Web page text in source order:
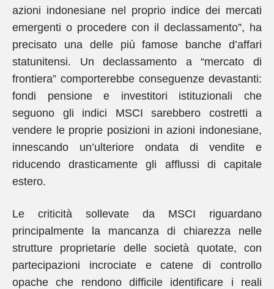
azioni indonesiane nel proprio indice dei mercati
emergenti o procedere con il declassamento”, ha
precisato una delle più famose banche d’affari
statunitensi. Un declassamento a “mercato di
frontiera” comporterebbe conseguenze devastanti:
fondi pensione e investitori istituzionali che
seguono gli indici MSCI sarebbero costretti a
vendere le proprie posizioni in azioni indonesiane,
innescando un’ulteriore ondata di vendite e
riducendo drasticamente gli afflussi di capitale
estero.
Le criticità sollevate da MSCI riguardano
principalmente la mancanza di chiarezza nelle
strutture proprietarie delle società quotate, con
partecipazioni incrociate e catene di controllo
opache che rendono difficile identificare i reali